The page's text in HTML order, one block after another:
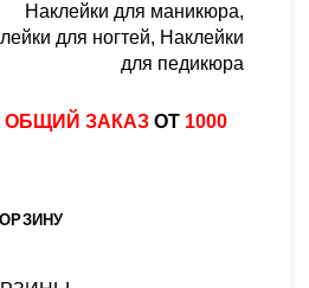
Наклейки для маникюра,
для ногтей, Наклейки
для педикюра
ЗАКАЗ ОТ 1000